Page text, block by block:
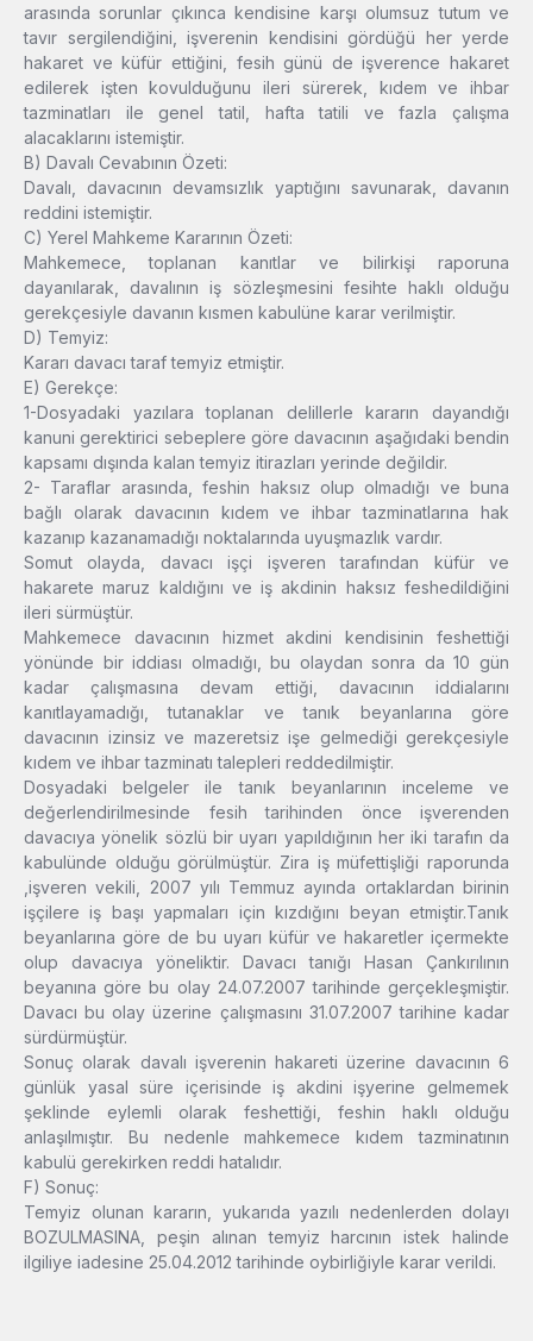
arasında sorunlar çıkınca kendisine karşı olumsuz tutum ve
tavır sergilendiğini, işverenin kendisini gördüğü her yerde
hakaret ve küfür ettiğini, fesih günü de işverence hakaret
edilerek işten kovulduğunu ileri sürerek, kıdem ve ihbar
tazminatları ile genel tatil, hafta tatili ve fazla çalışma
alacaklarını istemiştir.
B) Davalı Cevabının Özeti:
Davalı, davacının devamsızlık yaptığını savunarak, davanın
reddini istemiştir.
C) Yerel Mahkeme Kararının Özeti:
Mahkemece, toplanan kanıtlar ve bilirkişi raporuna
dayanılarak, davalının iş sözleşmesini fesihte haklı olduğu
gerekçesiyle davanın kısmen kabulüne karar verilmiştir.
D) Temyiz:
Kararı davacı taraf temyiz etmiştir.
E) Gerekçe:
1-Dosyadaki yazılara toplanan delillerle kararın dayandığı
kanuni gerektirici sebeplere göre davacının aşağıdaki bendin
kapsamı dışında kalan temyiz itirazları yerinde değildir.
2- Taraflar arasında, feshin haksız olup olmadığı ve buna
bağlı olarak davacının kıdem ve ihbar tazminatlarına hak
kazanıp kazanamadığı noktalarında uyuşmazlık vardır.
Somut olayda, davacı işçi işveren tarafından küfür ve
hakarete maruz kaldığını ve iş akdinin haksız feshedildiğini
ileri sürmüştür.
Mahkemece davacının hizmet akdini kendisinin feshettiği
yönünde bir iddiası olmadığı, bu olaydan sonra da 10 gün
kadar çalışmasına devam ettiği, davacının iddialarını
kanıtlayamadığı, tutanaklar ve tanık beyanlarına göre
davacının izinsiz ve mazeretsiz işe gelmediği gerekçesiyle
kıdem ve ihbar tazminatı talepleri reddedilmiştir.
Dosyadaki belgeler ile tanık beyanlarının inceleme ve
değerlendirilmesinde fesih tarihinden önce işverenden
davacıya yönelik sözlü bir uyarı yapıldığının her iki tarafın da
kabulünde olduğu görülmüştür. Zira iş müfettişliği raporunda
,işveren vekili, 2007 yılı Temmuz ayında ortaklardan birinin
işçilere iş başı yapmaları için kızdığını beyan etmiştir.Tanık
beyanlarına göre de bu uyarı küfür ve hakaretler içermekte
olup davacıya yöneliktir. Davacı tanığı Hasan Çankırılının
beyanına göre bu olay 24.07.2007 tarihinde gerçekleşmiştir.
Davacı bu olay üzerine çalışmasını 31.07.2007 tarihine kadar
sürdürmüştür.
Sonuç olarak davalı işverenin hakareti üzerine davacının 6
günlük yasal süre içerisinde iş akdini işyerine gelmemek
şeklinde eylemli olarak feshettiği, feshin haklı olduğu
anlaşılmıştır. Bu nedenle mahkemece kıdem tazminatının
kabulü gerekirken reddi hatalıdır.
F) Sonuç:
Temyiz olunan kararın, yukarıda yazılı nedenlerden dolayı
BOZULMASINA, peşin alınan temyiz harcının istek halinde
ilgiliye iadesine 25.04.2012 tarihinde oybirliğiyle karar verildi.